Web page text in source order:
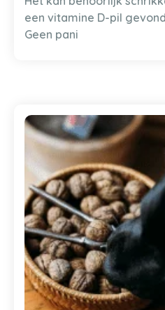
een vitamine D-pil
Geen pani